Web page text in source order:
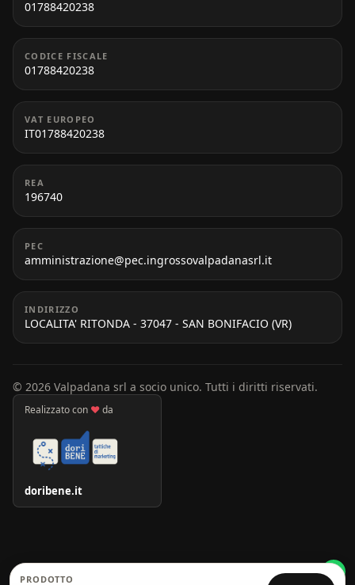
01788420238
CODICE FISCALE
01788420238
VAT EUROPEO
IT01788420238
REA
196740
PEC
amministrazione@pec.ingrossovalpadanasrl.it
INDIRIZZO
LOCALITA' RITONDA - 37047 - SAN BONIFACIO (VR)
© 2026 Valpadana srl a socio unico. Tutti i diritti riservati.
Realizzato con ♥da
doribene.it
PRODOTTO